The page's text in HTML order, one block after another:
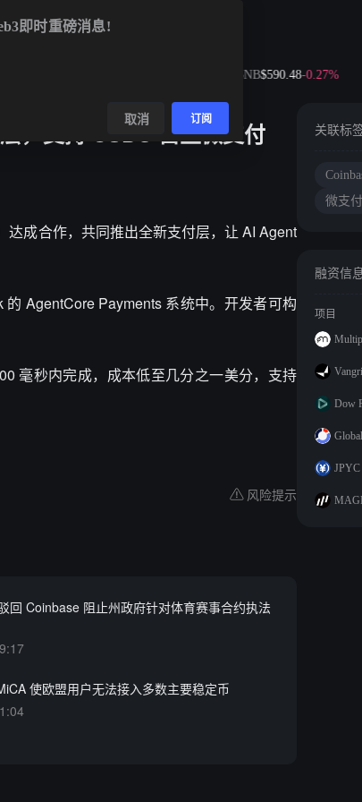
BNB$590.48-0.27%
，支持 USDC 自主微支付
成合作，共同推出全新支付层，让 AI Agent
AgentCore Payments 系统中。开发者可构
毫秒内完成，成本低至几分之一美分，支持
风险提示
回 Coinbase 阻止州政府针对体育赛事合约执法
使欧盟用户无法接入多数主要稳定币
关联标
微支付
融资信
项目
Dow
JPYC
即时重磅消息!
取消 订阅